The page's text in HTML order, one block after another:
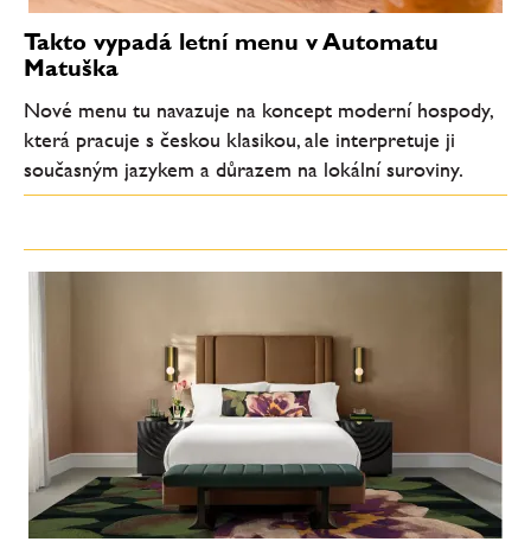
Takto vypadá letní menu v Automatu
Matuška
Nové menu tu navazuje na koncept moderní hospody,
která pracuje s českou klasikou, ale interpretuje ji
současným jazykem a důrazem na lokální suroviny.